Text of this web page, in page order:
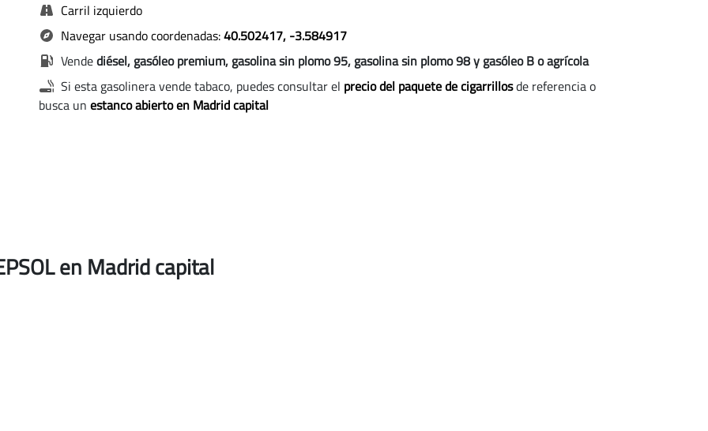
Carril izquierdo
Navegar usando coordenadas:40.502417, -3.584917
Vendediésel, gasóleo premium, gasolina sin plomo 95, gasolina sin plomo 98 y gasóleo B o agrícola
Si esta gasolinera vende tabaco, puedes consultar el precio del paquete de cigarrillosde referencia o
busca un estanco abierto en Madrid capital
en Madrid capital